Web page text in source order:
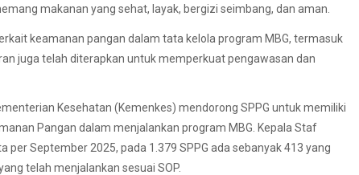
makanan yang sehat, layak, bergizi seimbang, dan aman.
keamanan pangan dalam tata kelola program MBG, termasuk
juga telah diterapkan untuk memperkuat pengawasan dan
Kesehatan (Kemenkes) mendorong SPPG untuk memiliki
Pangan dalam menjalankan program MBG. Kepala Staf
per September 2025, pada 1.379 SPPG ada sebanyak 413 yang
telah menjalankan sesuai SOP.